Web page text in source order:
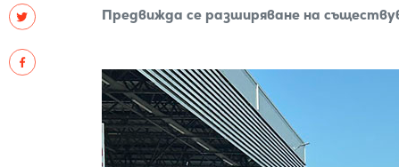
Предвижда се разширяване на